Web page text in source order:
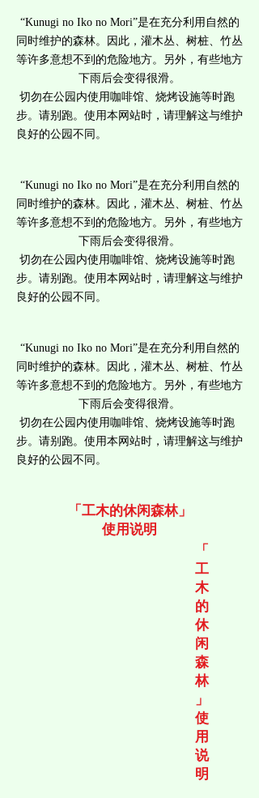
“Kunugi no Iko no Mori”是在充分利用自然的
同时维护的森林。因此，灌木丛、树桩、竹丛
等许多意想不到的危险地方。另外，有些地方
下雨后会变得很滑。
切勿在公园内使用咖啡馆、烧烤设施等时跑
步。请别跑。使用本网站时，请理解这与维护
良好的公园不同。
“Kunugi no Iko no Mori”是在充分利用自然的
同时维护的森林。因此，灌木丛、树桩、竹丛
等许多意想不到的危险地方。另外，有些地方
下雨后会变得很滑。
切勿在公园内使用咖啡馆、烧烤设施等时跑
步。请别跑。使用本网站时，请理解这与维护
良好的公园不同。
“Kunugi no Iko no Mori”是在充分利用自然的
同时维护的森林。因此，灌木丛、树桩、竹丛
等许多意想不到的危险地方。另外，有些地方
下雨后会变得很滑。
切勿在公园内使用咖啡馆、烧烤设施等时跑
步。请别跑。使用本网站时，请理解这与维护
良好的公园不同。
「工木的休闲森林」
使用说明
「
工
木
的
休
闲
森
林
」
使
用
说
明